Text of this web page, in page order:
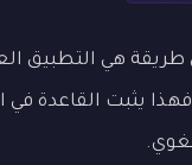
هي التطبيق
يثبت القاعدة في